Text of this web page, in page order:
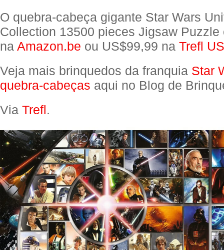
O quebra-cabeça gigante Star Wars
Collection 13500 pieces Jigsaw Puzzle
na Amazon.be ou US$99,99 na Trefl
Veja mais brinquedos da franquia Star
quebra-cabeças aqui no Blog de
Via Trefl.